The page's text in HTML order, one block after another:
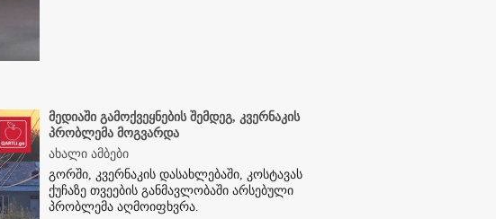
მედიაში გამოქვეყნების შემდეგ, კვერნაკის
პრობლემა მოგვარდა
ახალი ამბები
გორში, კვერნაკის დასახლებაში, კოსტავას
ქუჩაზე თვეების განმავლობაში არსებული
პრობლემა აღმოიფხვრა.